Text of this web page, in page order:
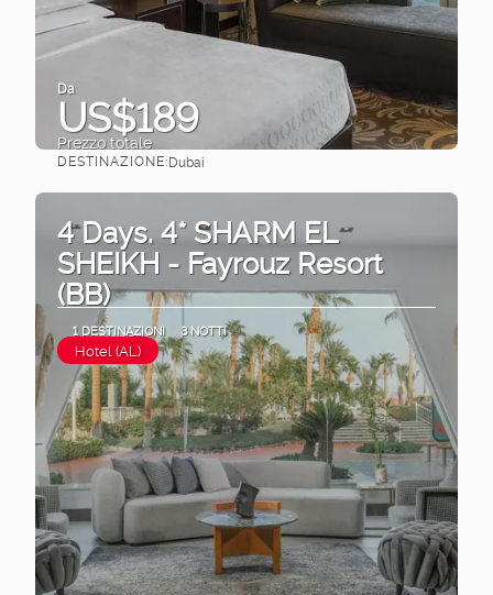
Da
US$189
Prezzo totale
DESTINAZIONE:Dubai
4 Days. 4* SHARM EL
SHEIKH - Fayrouz Resort
(BB)
1 DESTINAZIONI 3 NOTTI
Hotel (AL)